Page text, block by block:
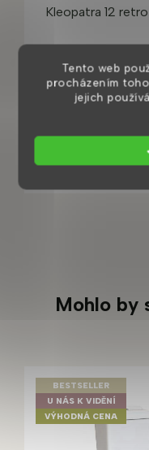
Tento web
procházením
jejich
Kleopatra 12
do
3
Mohlo by
BESTSELLER
U NÁS K VIDĚNÍ
VÝHODNÁ CENA